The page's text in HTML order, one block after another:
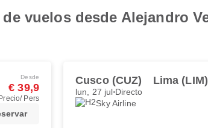
vuelos desde Alejandro
Desde
€ 39,9
Precio/ Pers
Cusco (CUZ) Lima (LIM)
lun, 27 jul Directo
Sky Airline